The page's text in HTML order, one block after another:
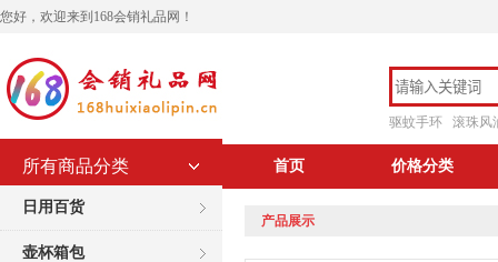
您好，欢迎来到168会销礼品网！
驱蚊手环 滚珠风
所有商品分类
日用百货
壶杯箱包
首页 价格分类
产品展示